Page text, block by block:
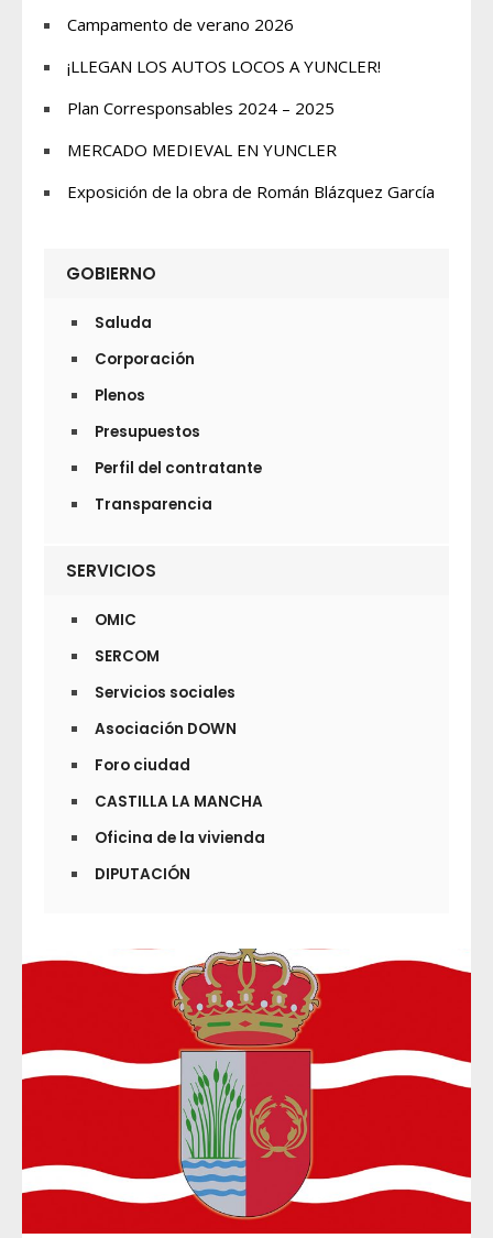
Campamento de verano 2026
¡LLEGAN LOS AUTOS LOCOS A YUNCLER!
Plan Corresponsables 2024 – 2025
MERCADO MEDIEVAL EN YUNCLER
Exposición de la obra de Román Blázquez García
GOBIERNO
Saluda
Corporación
Plenos
Presupuestos
Perfil del contratante
Transparencia
SERVICIOS
OMIC
SERCOM
Servicios sociales
Asociación DOWN
Foro ciudad
CASTILLA LA MANCHA
Oficina de la vivienda
DIPUTACIÓN